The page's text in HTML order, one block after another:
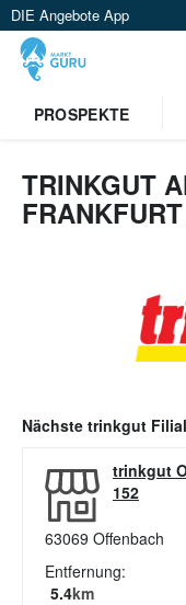
DIE Angebote App
PROSPEKTE
TRINKGUT
Nächste trinkgut
trinkgut
152
63069 Offenbach
Entfernung:
5.4km